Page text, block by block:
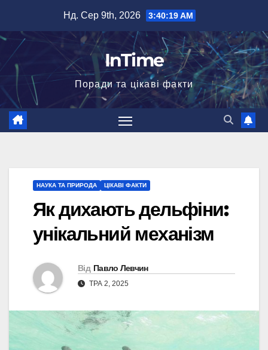
вмісту
Нд. Сер 9th, 2026 3:40:21 AM
InTime
Поради та цікаві факти
НАУКА ТА ПРИРОДА ЦІКАВІ ФАКТИ
Як дихають дельфіни:
унікальний механізм
Від Павло Левчин
ТРА 2, 2025